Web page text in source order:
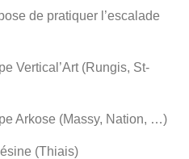
de pratiquer l’escalade
Vertical’Art (Rungis, St-
Arkose (Massy, Nation, …)
(Thiais)